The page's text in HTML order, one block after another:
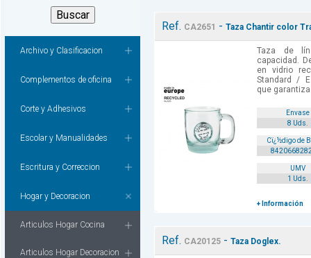
Archivo y Clasificacion
Complementos de oficina
Corte y Adhesivos
Escolar y Manualidades
Escritura y Correccion
Hogar y Decoracion
Articulos Hogar Cocina
Articulos Hogar Decoracion
Ref. CA2651 - Taza Chantir color
Taza de
capacidad.
en vidrio
Standard /
que
Envase
8 Uds.
Cï¿½digo de
UMV
1 Uds.
+ Información
Ref. CA20125 - Taza Doglex.